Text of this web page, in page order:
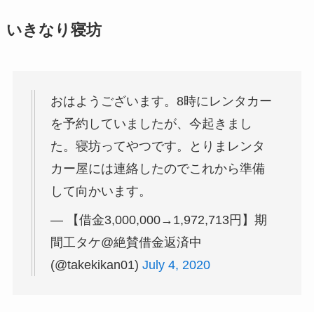
いきなり寝坊
おはようございます。8時にレンタカー
を予約していましたが、今起きまし
た。寝坊ってやつです。とりまレンタ
カー屋には連絡したのでこれから準備
して向かいます。
— 【借金3,000,000→1,972,713円】期
間工タケ@絶賛借金返済中
(@takekikan01) July 4, 2020